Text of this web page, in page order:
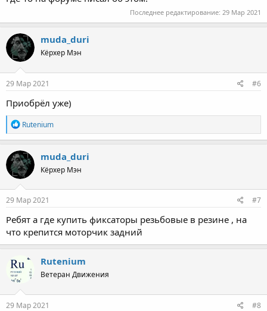
Последнее редактирование: 29 Мар 2021
muda_duri
Кёрхер Мэн
29 Мар 2021 #6
Приобрёл уже)
Р
е
а
к
ц
и
и
:
Rutenium
muda_duri
Кёрхер Мэн
29 Мар 2021 #7
Ребят а где купить фиксаторы резьбовые в резине , на
что крепится моторчик задний
Rutenium
Ветеран Движения
29 Мар 2021 #8